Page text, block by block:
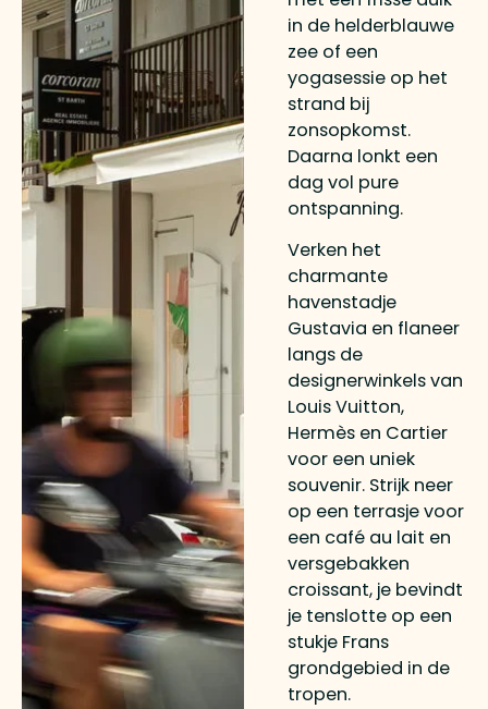
in de helderblauwe
zee of een
yogasessie op het
strand bij
zonsopkomst.
Daarna lonkt een
dag vol pure
ontspanning.
Verken het
charmante
havenstadje
Gustavia en flaneer
langs de
designerwinkels van
Louis Vuitton,
Hermès en Cartier
voor een uniek
souvenir. Strijk neer
op een terrasje voor
een café au lait en
versgebakken
croissant, je bevindt
je tenslotte op een
stukje Frans
grondgebied in de
tropen.